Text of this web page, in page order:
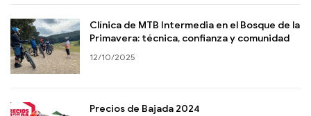
Clínica de MTB Intermedia en el Bosque de la
Primavera: técnica, confianza y comunidad
12/10/2025
Precios de Bajada 2024